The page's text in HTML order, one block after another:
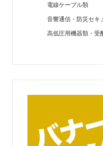
電線ケーブル類
音響通信・防災セキ
高低圧用機器類・受